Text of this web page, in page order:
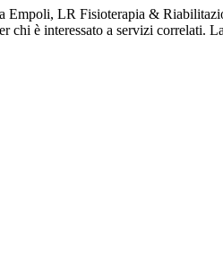
Empoli, LR Fisioterapia &
chi è interessato a servizi correlati.